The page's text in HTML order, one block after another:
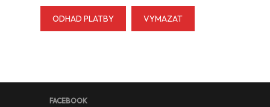
ODHAD PLATBY VYMAZAT
FACEBOOK